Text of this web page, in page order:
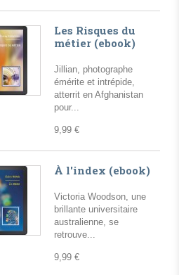
Les Risques du
métier (ebook)
Jillian, photographe
émérite et intrépide,
atterrit en Afghanistan
pour...
9,99 €
À l'index (ebook)
Victoria Woodson, une
brillante universitaire
australienne, se
retrouve...
9,99 €